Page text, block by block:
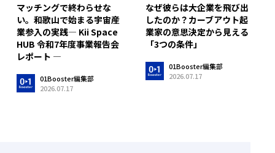
マッチングで終わらせな
い。和歌山で始まる宇宙産
業参入の実践― Kii Space
HUB 令和7年度事業報告会
レポート ―
01Booster編集部
2026.07.17
なぜ彼らは大企業を飛び出
したのか？カーブアウト起
業家の意思決定から見える
「3つの条件」
01Booster編集部
2026.07.17